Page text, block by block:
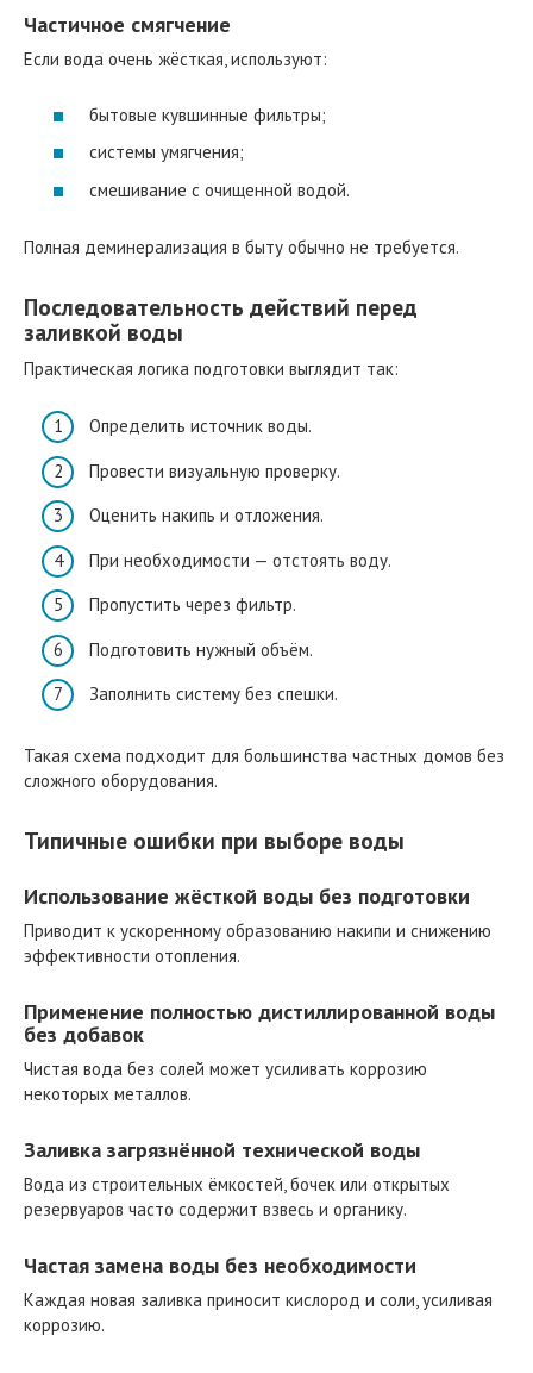
Частичное смягчение
Если вода очень жёсткая, используют:
бытовые кувшинные фильтры;
системы умягчения;
смешивание с очищенной водой.
Полная деминерализация в быту обычно не требуется.
Последовательность действий перед
заливкой воды
Практическая логика подготовки выглядит так:
Определить источник воды.
Провести визуальную проверку.
Оценить накипь и отложения.
При необходимости — отстоять воду.
Пропустить через фильтр.
Подготовить нужный объём.
Заполнить систему без спешки.
Такая схема подходит для большинства частных домов без
сложного оборудования.
Типичные ошибки при выборе воды
Использование жёсткой воды без подготовки
Приводит к ускоренному образованию накипи и снижению
эффективности отопления.
Применение полностью дистиллированной воды
без добавок
Чистая вода без солей может усиливать коррозию
некоторых металлов.
Заливка загрязнённой технической воды
Вода из строительных ёмкостей, бочек или открытых
резервуаров часто содержит взвесь и органику.
Частая замена воды без необходимости
Каждая новая заливка приносит кислород и соли, усиливая
коррозию.